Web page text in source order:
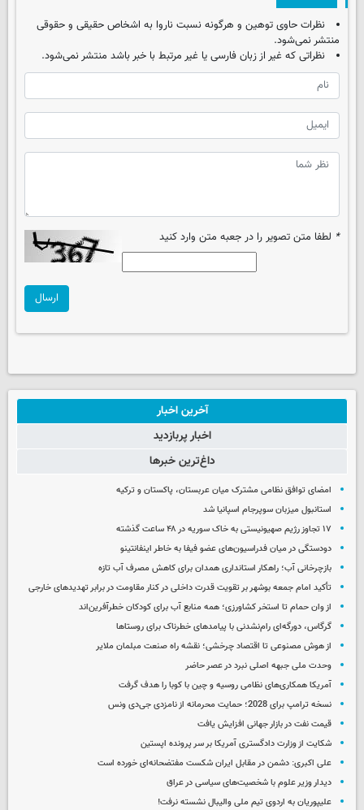
نظرات حاوی توهین و هرگونه نسبت ناروا به اشخاص حقیقی و حقوقی
منتشر نمی‌شود.
نظراتی که غیر از زبان فارسی یا غیر مرتبط با خبر باشد منتشر نمی‌شود.
* لطفا متن تصویر را در جعبه متن وارد کنید
ارسال
آخرین اخبار
اخبار پربازدید
داغ‌ترین خبرها
امضای توافق نظامی مشترک میان عربستان، پاکستان و ترکیه
استانبول میزبان سوپرجام اسپانیا شد
۱۷ تجاوز رژیم صهیونیستی به خاک سوریه در ۴۸ ساعت گذشته
دودستگی در میان فدراسیون‌های عضو فیفا به خاطر اینفانتینو
بازچرخانی آب؛ راهکار استانداری همدان برای کاهش مصرف آب تازه
تأکید امام جمعه بوشهر بر تقویت قدرت داخلی در کنار مقاومت در برابر تهدیدهای خارجی
از وان حمام تا استخر کشاورزی؛ همه منابع آب برای کودکان خطرآفرین‌اند
گرگاس، دورگه‌ای رام‌نشدنی با پیامدهای خطرناک برای روستاها
از هوش مصنوعی تا اقتصاد چرخشی؛ نقشه راه صنعت مبلمان ملایر
وحدت ملی جبهه اصلی نبرد در عصر حاضر
آمریکا همکاری‌های نظامی روسیه و چین با کوبا را هدف گرفت
نسخه ترامپ برای 2028؛ حمایت محرمانه از نامزدی جی‌دی ونس
قیمت نفت در بازار جهانی افزایش یافت
شکایت از وزارت دادگستری آمریکا بر سر پرونده اپستین
علی اکبری: دشمن در مقابل ایران شکست مفتضحانه‌ای خورده است
دیدار وزیر علوم با شخصیت‌های سیاسی در عراق
علیپوریان به اردوی تیم ملی والیبال نشسته نرفت!